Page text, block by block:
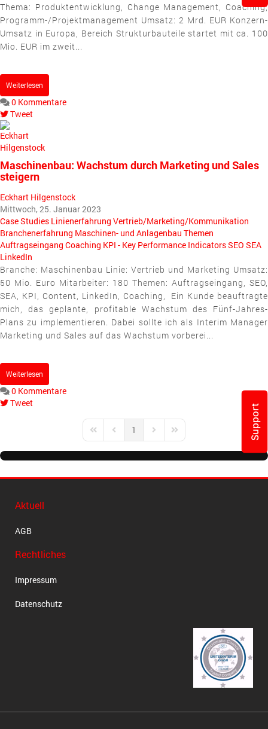
Thema: Produktentwicklung, Change Management, Coaching,
Programm-/Projektmanagement Umsatz: 2 Mrd. EUR Konzern-
Umsatz in Europa, Bereich Strukturbauteile startet mit ca. 100
Mio. EUR im zweit...
Weiterlesen
0 Kommentare
Tweet
pinterest
Maschinenbau: Wachstum durch Marketing und Sales
steigern
Eckhart Hilgenstock
Mittwoch, 25. Januar 2023
Case Studies Linienerfahrung Vertrieb/Marketing/Kommunikation
Branchenerfahrung Maschinen- und Anlagenbau Themen
Auftragseingang Coaching KPI - Key Performance IndicatorsSEO SEA
LinkedIn
Branche: Maschinenbau Linie: Vertrieb und Marketing Umsatz:
50 Mio. Euro Mitarbeiter: 180 Themen: Auftragseingang, SEO,
SEA, KPI, Content, LinkedIn, Coaching, Ein Kunde beauftragte
mich, das geplante, profitable Wachstum des Fünf-Jahres-
Plans zu implementieren. Dabei sollte ich als Interim Manager
Marketing und Sales auf das Wachstum vorberei...
Weiterlesen
0 Kommentare
Tweet
First PagePrevious Page
1 Next PageLast Page
Aktuell
AGB
Rechtliches
Impressum
Datenschutz
Support